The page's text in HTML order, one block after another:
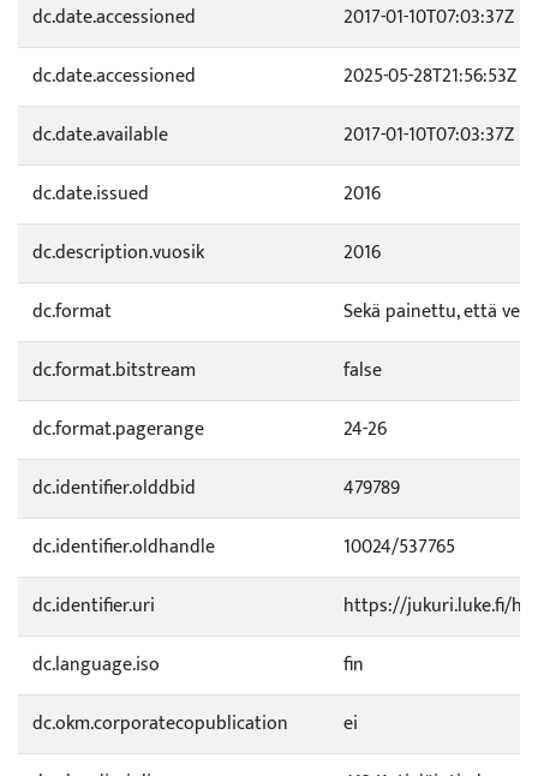
dc.date.accessioned
2017-01-10T07:03:37Z
dc.date.accessioned
2025-05-28T21:56:53Z
dc.date.available
2017-01-10T07:03:37Z
dc.date.issued
2016
dc.description.vuosik
2016
dc.format
Sekä painettu, että
dc.format.bitstream
false
dc.format.pagerange
24-26
dc.identifier.olddbid
479789
dc.identifier.oldhandle
10024/537765
dc.identifier.uri
https://jukuri.luke.fi/
dc.language.iso
fin
dc.okm.corporatecopublication
ei